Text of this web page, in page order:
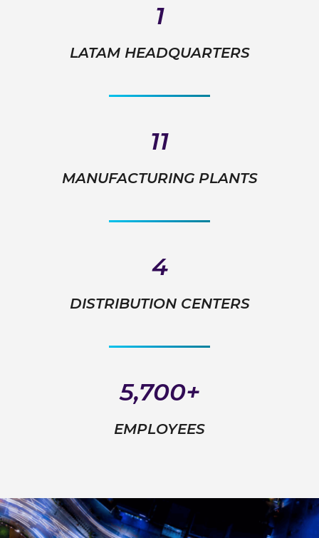
1
LATAM HEADQUARTERS
11
MANUFACTURING PLANTS
4
DISTRIBUTION CENTERS
5,700+
EMPLOYEES